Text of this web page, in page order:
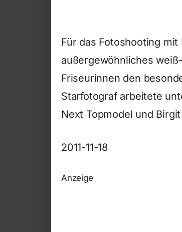
Für das Fotoshooting
außergewöhnliches
Friseurinnen den
Starfotograf arbeitete
Next Topmodel und
2011-11-18
Anzeige